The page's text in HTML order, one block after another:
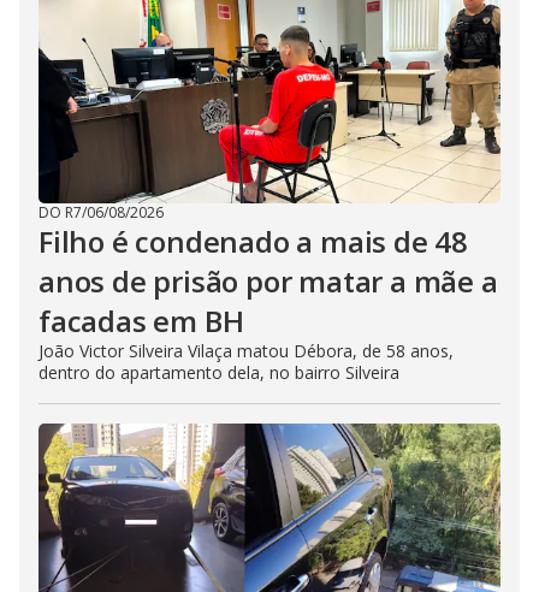
DO R7/06/08/2026
Filho é condenado a mais de 48
anos de prisão por matar a mãe a
facadas em BH
João Victor Silveira Vilaça matou Débora, de 58 anos,
dentro do apartamento dela, no bairro Silveira